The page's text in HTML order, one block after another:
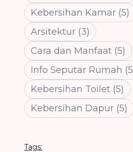
Kebersihan Kamar (5)
Arsitektur (3)
Cara dan Manfaat (5)
Info Seputar Rumah (5
Kebersihan Toilet (5)
Kebersihan Dapur (5)
Tags: